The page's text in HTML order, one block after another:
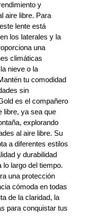
y
aire libre. Para
lente está
los laterales y la
una
climáticas
nieve o la
tu comodidad
sin
es el compañero
libre, ya sea que
explorando
al aire libre. Su
a diferentes estilos
y durabilidad
lo largo del tiempo.
una protección
cómoda en todas
de la claridad, la
para conquistar tus